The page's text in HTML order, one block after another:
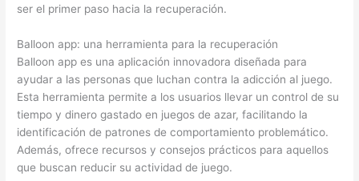
ser el primer paso hacia la recuperación.
Balloon app: una herramienta para la recuperación
Balloon app es una aplicación innovadora diseñada para
ayudar a las personas que luchan contra la adicción al juego.
Esta herramienta permite a los usuarios llevar un control de su
tiempo y dinero gastado en juegos de azar, facilitando la
identificación de patrones de comportamiento problemático.
Además, ofrece recursos y consejos prácticos para aquellos
que buscan reducir su actividad de juego.